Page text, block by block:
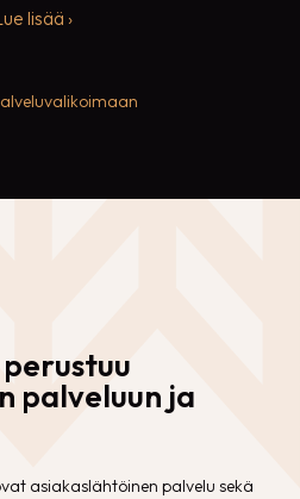
lisää ›
palveluun ja
asiakaslähtöinen palvelu sekä